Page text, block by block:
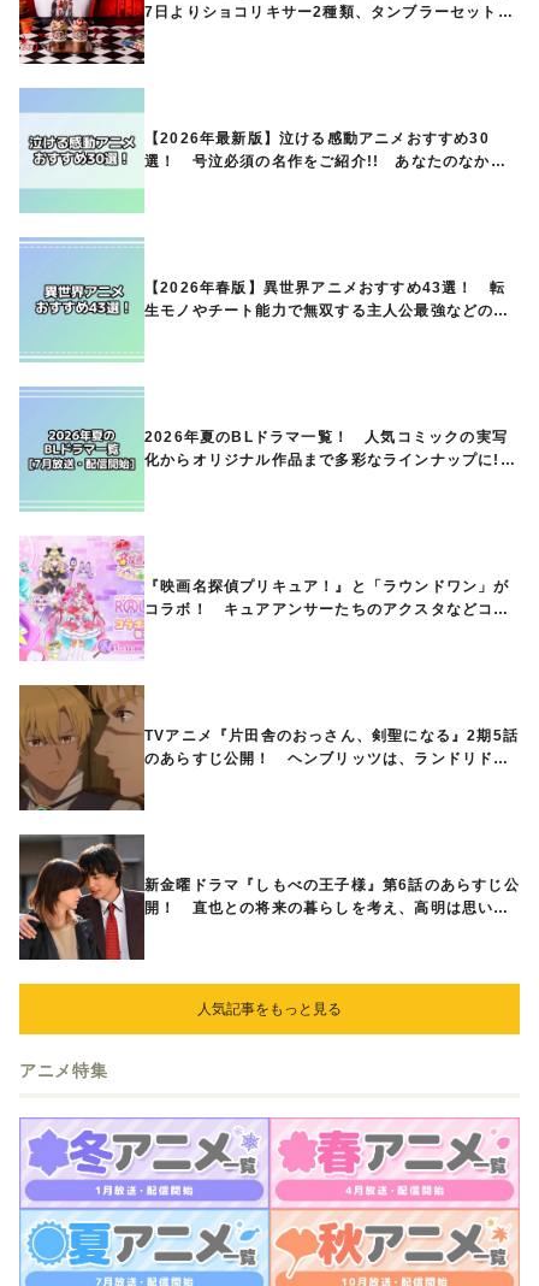
7日よりショコリキサー2種類、タンブラーセットな
【2026年最新版】泣ける感動アニメおすすめ30
選！ 号泣必須の名作をご紹介!! あなたのなかの
【2026年春版】異世界アニメおすすめ43選！ 転
生モノやチート能力で無双する主人公最強などの人
2026年夏のBLドラマ一覧！ 人気コミックの実写
化からオリジナル作品まで多彩なラインナップに!!
『映画名探偵プリキュア！』と「ラウンドワン」が
コラボ！ キュアアンサーたちのアクスタなどコラ
TVアニメ『片田舎のおっさん、剣聖になる』2期5話
のあらすじ公開！ ヘンブリッツは、ランドリドに
新金曜ドラマ『しもべの王子様』第6話のあらすじ公
開！ 直也との将来の暮らしを考え、高明は思い切
人気記事をもっと見る
アニメ特集